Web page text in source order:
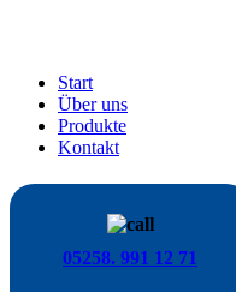
Start
Über uns
Produkte
Kontakt
05258. 991 12 71